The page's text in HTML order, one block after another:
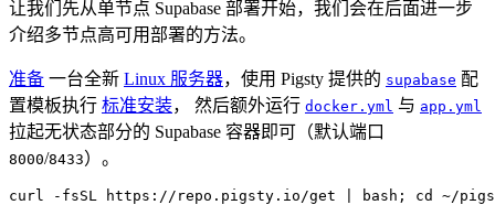
让我们先从单节点 Supabase 部署开始，我们会在后面进一步
介绍多节点高可用部署的方法。
准备 一台全新 Linux 服务器，使用 Pigsty 提供的 supabase 配
置模板执行 标准安装， 然后额外运行 docker.yml 与 app.yml
拉起无状态部分的 Supabase 容器即可（默认端口
8000/8433）。
curl -fsSL https://repo.pigsty.io/get bash ;
cd